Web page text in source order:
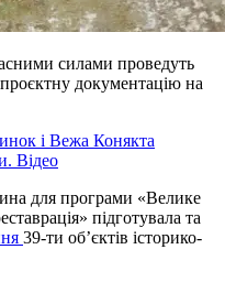
силами проведуть
документацію на
і Вежа Конякта
Відео
для програми «Велике
підготувала та
39-ти об’єктів історико-